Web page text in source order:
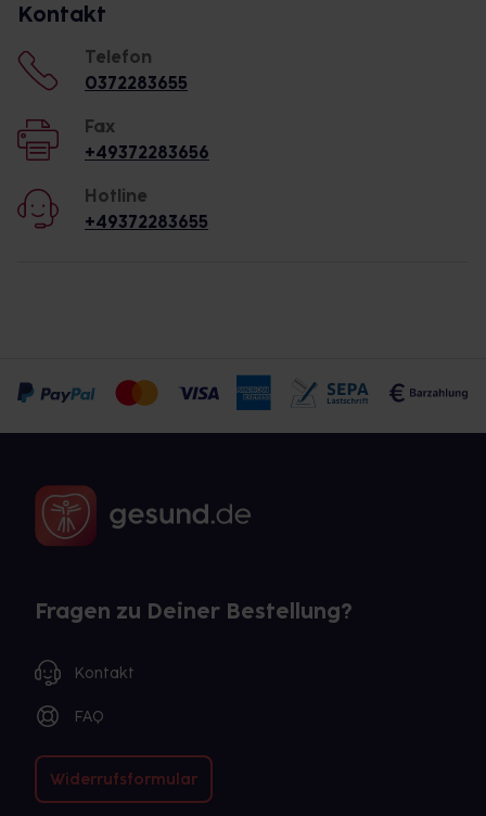
Kontakt
Telefon
0372283655
Fax
+49372283656
Hotline
+49372283655
Fragen zu Deiner Bestellung?
Kontakt
FAQ
Widerrufsformular